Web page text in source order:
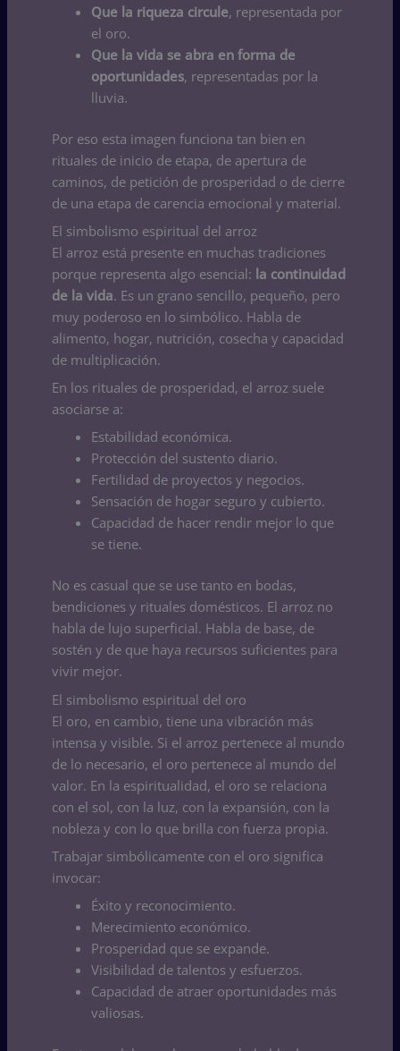
Que la riqueza circule, representada por
el oro.
Que la vida se abra en forma de
oportunidades, representadas por la
lluvia.
Por eso esta imagen funciona tan bien en
rituales de inicio de etapa, de apertura de
caminos, de petición de prosperidad o de cierre
de una etapa de carencia emocional y material.
El simbolismo espiritual del arroz
El arroz está presente en muchas tradiciones
porque representa algo esencial: la continuidad
de la vida. Es un grano sencillo, pequeño, pero
muy poderoso en lo simbólico. Habla de
alimento, hogar, nutrición, cosecha y capacidad
de multiplicación.
En los rituales de prosperidad, el arroz suele
asociarse a:
Estabilidad económica.
Protección del sustento diario.
Fertilidad de proyectos y negocios.
Sensación de hogar seguro y cubierto.
Capacidad de hacer rendir mejor lo que
se tiene.
No es casual que se use tanto en bodas,
bendiciones y rituales domésticos. El arroz no
habla de lujo superficial. Habla de base, de
sostén y de que haya recursos suficientes para
vivir mejor.
El simbolismo espiritual del oro
El oro, en cambio, tiene una vibración más
intensa y visible. Si el arroz pertenece al mundo
de lo necesario, el oro pertenece al mundo del
valor. En la espiritualidad, el oro se relaciona
con el sol, con la luz, con la expansión, con la
nobleza y con lo que brilla con fuerza propia.
Trabajar simbólicamente con el oro significa
invocar:
Éxito y reconocimiento.
Merecimiento económico.
Prosperidad que se expande.
Visibilidad de talentos y esfuerzos.
Capacidad de atraer oportunidades más
valiosas.